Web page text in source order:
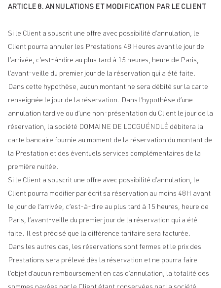
ARTICLE 8. ANNULATIONS ET MODIFICATION PAR LE CLIENT
Si le Client a souscrit une offre avec possibilité d’annulation, le
Client pourra annuler les Prestations 48 Heures avant le jour de
l’arrivée, c’est-à-dire au plus tard à 15 heures, heure de Paris,
l’avant-veille du premier jour de la réservation qui a été faite.
Dans cette hypothèse, aucun montant ne sera débité sur la carte
renseignée le jour de la réservation. Dans l’hypothèse d’une
annulation tardive ou d’une non-présentation du Client le jour de la
réservation, la société DOMAINE DE LOCGUÉNOLÉ débitera la
carte bancaire fournie au moment de la réservation du montant de
la Prestation et des éventuels services complémentaires de la
première nuitée.
Si le Client a souscrit une offre avec possibilité d’annulation, le
Client pourra modifier par écrit sa réservation au moins 48H avant
le jour de l’arrivée, c’est-à-dire au plus tard à 15 heures, heure de
Paris, l’avant-veille du premier jour de la réservation qui a été
faite. Il est précisé que la différence tarifaire sera facturée.
Dans les autres cas, les réservations sont fermes et le prix des
Prestations sera prélevé dès la réservation et ne pourra faire
l’objet d’aucun remboursement en cas d’annulation, la totalité des